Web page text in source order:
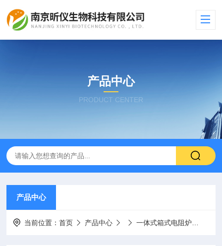
产品中心
PRODUCT CENTER
产品中心
当前位置：首页 产品中心 一体式箱式电阻炉